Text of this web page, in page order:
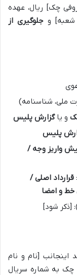
چک] ریال، عهده
شعبه] و جلوگیری از
ملی، شناسنامه)
و یاگزارش پلیس
پلیس
واریز وجه /
قرارداد اصلی /
خط و امضا
[ذکر شود]
اینجانب [نام و نام
چک به شماره سریال